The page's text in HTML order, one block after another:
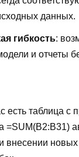
данных.
гибкость:
и отчеты
есть таблица с
=SUM(B2:B31)
внесении